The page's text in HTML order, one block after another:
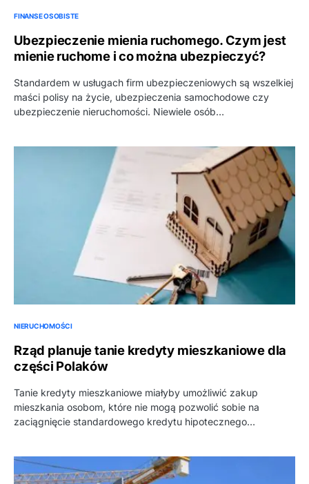
FINANSE OSOBISTE
Ubezpieczenie mienia ruchomego. Czym jest
mienie ruchome i co można ubezpieczyć?
Standardem w usługach firm ubezpieczeniowych są wszelkiej
maści polisy na życie, ubezpieczenia samochodowe czy
ubezpieczenie nieruchomości. Niewiele osób…
NIERUCHOMOŚCI
Rząd planuje tanie kredyty mieszkaniowe dla
części Polaków
Tanie kredyty mieszkaniowe miałyby umożliwić zakup
mieszkania osobom, które nie mogą pozwolić sobie na
zaciągnięcie standardowego kredytu hipotecznego…